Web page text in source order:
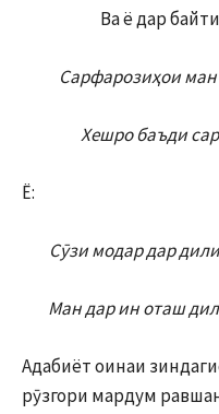
Ва ё дар
Сарфарозиҳои
Хешро баъди
Ё:
Сӯзи модар дар
Ман дар ин оташ
Адабиёт оинаи
рӯзгори мардум